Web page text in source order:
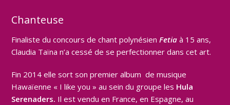
Chanteuse
Finaliste du concours de chant polynésienFetiaà 15 ans,
Claudia Taïna n’a cessé de se perfectionner dans cet art.
Fin 2014 elle sort son premier album de musique
Hawaïenne « I like you » au sein du groupe les Hula
Serenaders. Il est vendu en France, en Espagne, au